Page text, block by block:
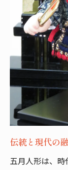
伝統と現代の
五月人形は、